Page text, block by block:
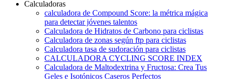
Calculadoras
calculadora de Compound Score: la métrica mágica
para detectar jóvenes talentos
Calculadora de Hidratos de Carbono para ciclistas
Calculadora de zonas según ftp para ciclistas
Calculadora tasa de sudoración para ciclistas
CALCULADORA CYCLING SCORE INDEX
Calculadora de Maltodextrina y Fructosa: Crea Tus
Geles e Isotónicos Caseros Perfectos